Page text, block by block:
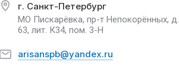
г. Санкт-Петербург
МО Пискарёвка, пр-т Непокорённых, д.
63, лит. К34, пом. 3-Н
arisanspb@yandex.ru